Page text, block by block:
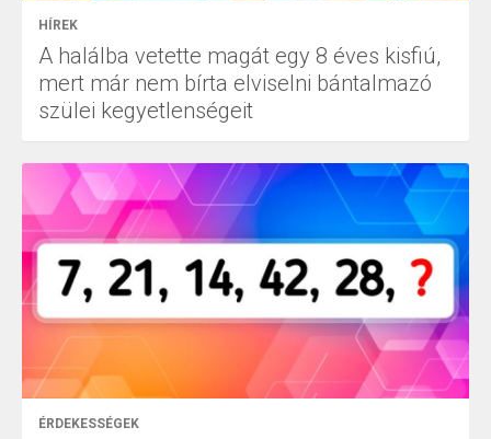
HÍREK
A halálba vetette magát egy 8 éves kisfiú,
mert már nem bírta elviselni bántalmazó
szülei kegyetlenségeit
ÉRDEKESSÉGEK